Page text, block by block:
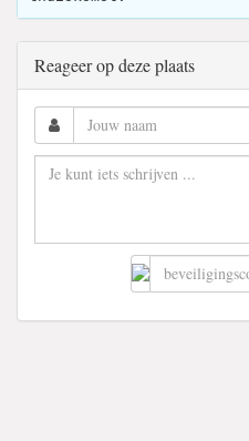
Reageer op deze plaats